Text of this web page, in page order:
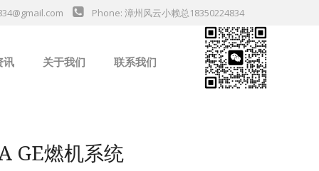
Phone: 漳州风云小赖总18350224834
讯 关于我们 联系我们
GE燃机系统